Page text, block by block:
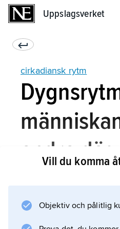
Uppslagsverket
cirkadiansk rytm
andra
Hos däggdjur inklusive
sannolikt alla kroppens
Vill du komma
Objektiv och pålitlig